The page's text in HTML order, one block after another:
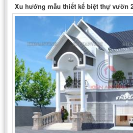
Xu hướng mẫu thiết kế biệt thự vườn